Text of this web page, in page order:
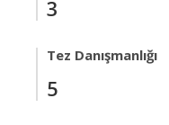
3
Tez Danışmanlığı
5